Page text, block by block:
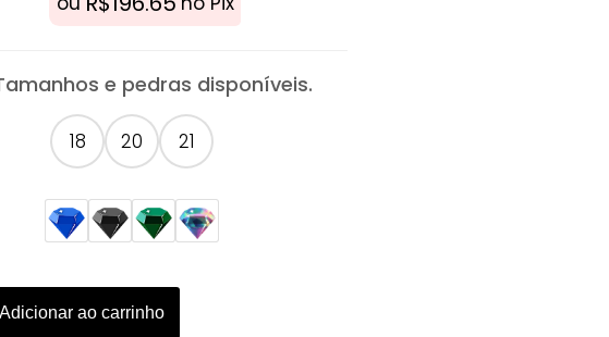
e pedras disponíveis.
18 20 21
Adicionar ao carrinho